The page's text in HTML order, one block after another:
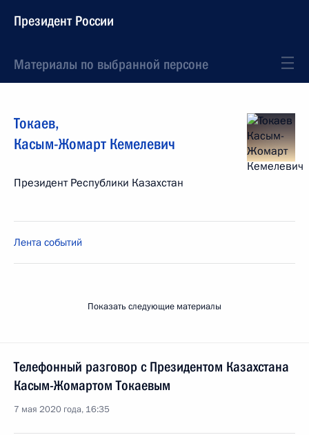
Президент России
Материалы по выбранной персоне
Токаев,
Касым-Жомарт Кемелевич
Президент Республики Казахстан
Лента событий
Показать следующие материалы
Телефонный разговор с Президентом Казахстана
Касым-Жомартом Токаевым
7 мая 2020 года, 16:35